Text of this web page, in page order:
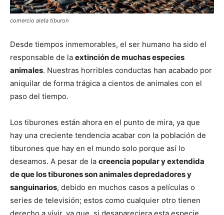
comercio aleta tiburon
Desde tiempos inmemorables, el ser humano ha sido el
responsable de la extinción de muchas especies
animales. Nuestras horribles conductas han acabado por
aniquilar de forma trágica a cientos de animales con el
paso del tiempo.
Los tiburones están ahora en el punto de mira, ya que
hay una creciente tendencia acabar con la población de
tiburones que hay en el mundo solo porque así lo
deseamos. A pesar de la creencia popular y extendida
de que los tiburones son animales depredadores y
sanguinarios, debido en muchos casos a películas o
series de televisión; estos como cualquier otro tienen